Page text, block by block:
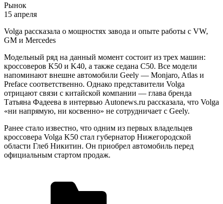
Рынок
15 апреля
Volga рассказала о мощностях завода и опыте работы с VW,
GM и Mercedes
Модельный ряд на данный момент состоит из трех машин:
кроссоверов K50 и K40, а также седана C50. Все модели
напоминают внешне автомобили Geely — Monjaro, Atlas и
Preface соответственно. Однако представители Volga
отрицают связи с китайской компании — глава бренда
Татьяна Фадеева в интервью Autonews.ru рассказала, что Volga
«ни напрямую, ни косвенно» не сотрудничает с Geely.
Ранее стало известно, что одним из первых владельцев
кроссовера Volga K50 стал губернатор Нижегородской
области Глеб Никитин. Он приобрел автомобиль перед
официальным стартом продаж.